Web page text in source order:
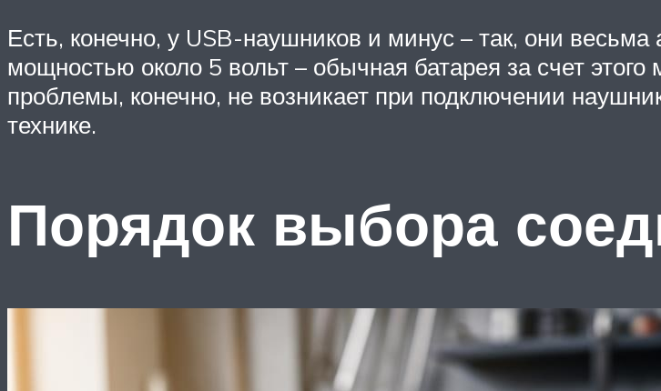
Есть, конечно, у USB-наушников и минус – так, они
мощностью около 5 вольт – обычная батарея за счет
проблемы, конечно, не возникает при подключении
технике.
Порядок выбора